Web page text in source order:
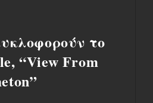
το
“View From